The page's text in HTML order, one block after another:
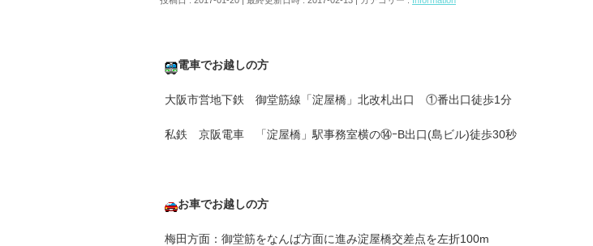
電車でお越しの方
大阪市営地下鉄 御堂筋線「淀屋橋」北改札出口 ①番出口徒歩1分
私鉄 京阪電車 「淀屋橋」駅事務室横の⑭ｰB出口(島ビル)徒歩30秒
お車でお越しの方
梅田方面：御堂筋をなんば方面に進み淀屋橋交差点を左折100m